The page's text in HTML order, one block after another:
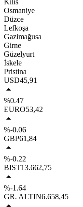
Kilis
Osmaniye
Düzce
Lefkoşa
Gazimağusa
Girne
Güzelyurt
İskele
Pristina
USD45,91
%0.47
EURO53,42
%-0.06
GBP61,84
%-0.22
BIST13.662,75
%-1.64
GR. ALTIN6.658,45